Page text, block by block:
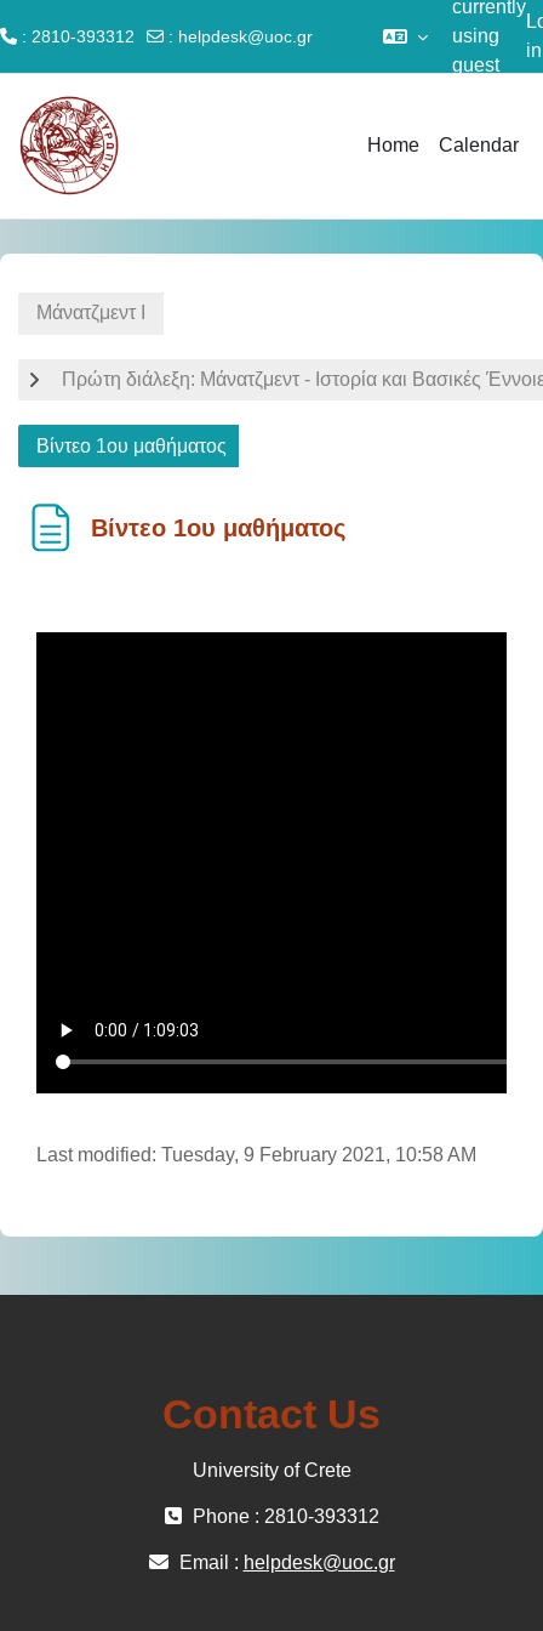
: 2810-393312 : helpdesk@uoc.gr
currently
using
guest
in
Home Calendar
Μάνατζμεντ Ι
Πρώτη διάλεξη: Μάνατζμεντ - Ιστορία και Βασικές
Βίντεο 1ου μαθήματος
Βίντεο 1ου μαθήματος
Last modified: Tuesday, 9 February 2021, 10:58 AM
Contact Us
University of Crete
Phone : 2810-393312
Email : helpdesk@uoc.gr